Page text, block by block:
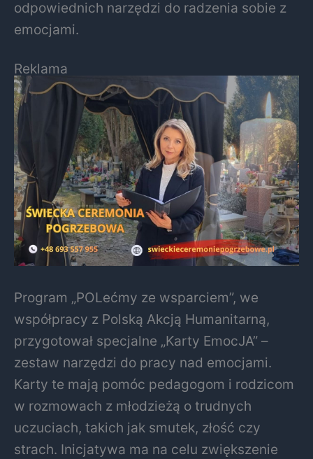
odpowiednich narzędzi do radzenia sobie z
emocjami.
Reklama
Program „POLećmy ze wsparciem”, we
współpracy z Polską Akcją Humanitarną,
przygotował specjalne „Karty EmocJA” –
zestaw narzędzi do pracy nad emocjami.
Karty te mają pomóc pedagogom i rodzicom
w rozmowach z młodzieżą o trudnych
uczuciach, takich jak smutek, złość czy
strach. Inicjatywa ma na celu zwiększenie